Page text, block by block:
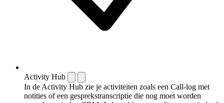
Activity Hub
In de Activity Hub zie je activiteiten zoals een Call-log met
notities of een gespreks­transcriptie die nog moet worden